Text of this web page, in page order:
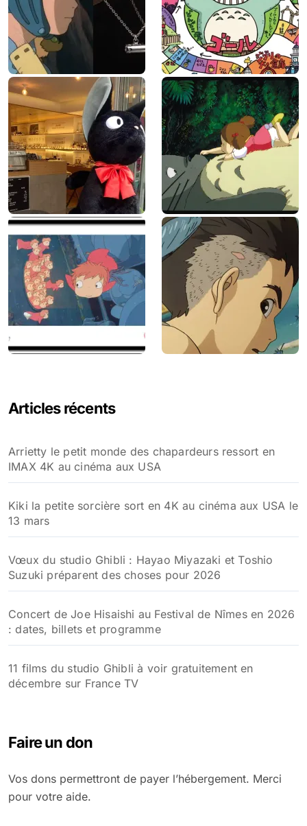
Articles récents
Arrietty le petit monde des chapardeurs ressort en
IMAX 4K au cinéma aux USA
Kiki la petite sorcière sort en 4K au cinéma aux USA le
13 mars
Vœux du studio Ghibli : Hayao Miyazaki et Toshio
Suzuki préparent des choses pour 2026
Concert de Joe Hisaishi au Festival de Nîmes en 2026
: dates, billets et programme
11 films du studio Ghibli à voir gratuitement en
décembre sur France TV
Faire un don
Vos dons permettront de payer l’hébergement. Merci
pour votre aide.